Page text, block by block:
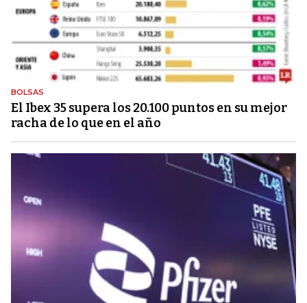
BOLSAS
El Ibex 35 supera los 20.100 puntos en su mejor
racha de lo que en el año